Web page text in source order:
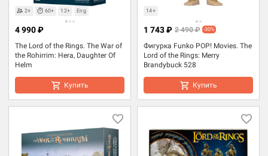
2+ 60+ 12+ Eng
The Lord of the Rings. The War of
the Rohirrim: Hera, Daughter Of
Helm
4 990 ₽
Купить
14+
Фигурка Funko POP! Movies. The
Lord of the Rings: Merry
Brandybuck 528
1 743 ₽ 2 490 ₽ -30%
Купить